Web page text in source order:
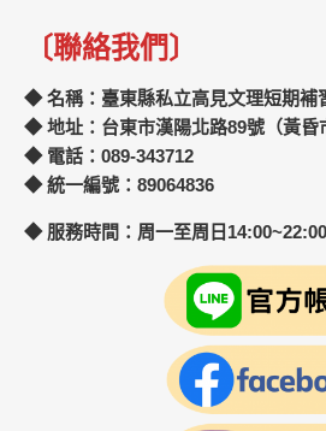
〔聯絡我們〕
◆ 名稱：臺東縣私立高見文理短期補
◆ 地址：台東市漢陽北路89號（黃昏
◆ 電話：089-343712
◆ 統一編號：89064836
◆ 服務時間：周一至周日14:00~22:00